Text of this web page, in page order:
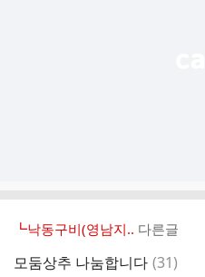
┗낙동구비(영남지.. 다른글
모둠상추 나눔합니다 댓
(31)